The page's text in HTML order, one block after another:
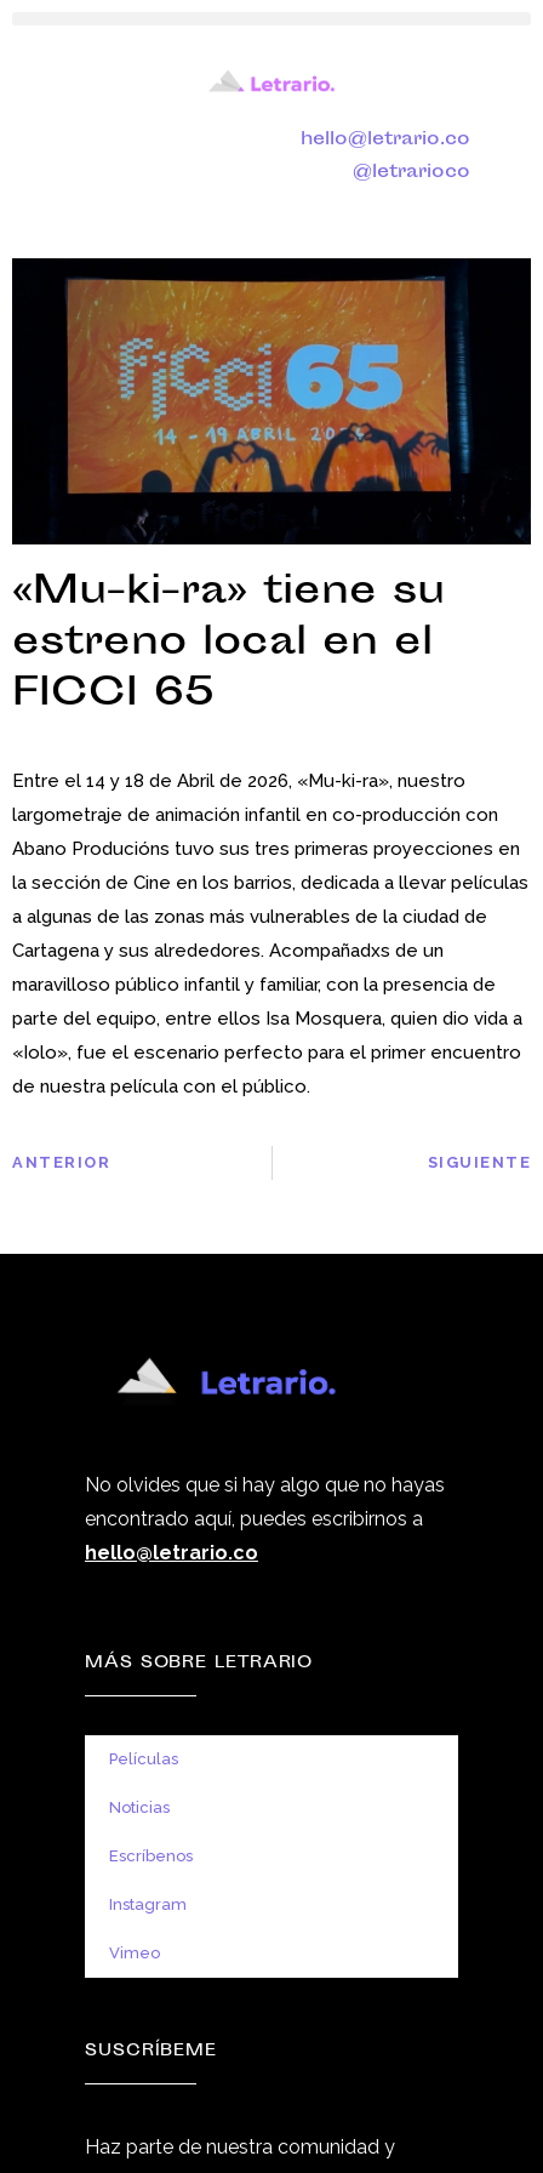
hello@letrario.co
@letrarioco
«Mu-ki-ra» tiene su
estreno local en el
FICCI 65
Entre el 14 y 18 de Abril de 2026, «Mu-ki-ra», nuestro
largometraje de animación infantil en co-producción con
Abano Producións tuvo sus tres primeras proyecciones en
la sección de Cine en los barrios, dedicada a llevar películas
a algunas de las zonas más vulnerables de la ciudad de
Cartagena y sus alrededores. Acompañadxs de un
maravilloso público infantil y familiar, con la presencia de
parte del equipo, entre ellos Isa Mosquera, quien dio vida a
«Iolo», fue el escenario perfecto para el primer encuentro
de nuestra película con el público.
ANTERIOR SIGUIENTE
No olvides que si hay algo que no hayas
encontrado aquí, puedes escribirnos a
hello@letrario.co
MÁS SOBRE LETRARIO
Películas
Noticias
Escríbenos
Instagram
Vimeo
SUSCRÍBEME
Haz parte de nuestra comunidad y